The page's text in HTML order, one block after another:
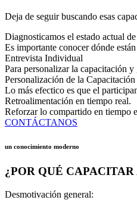
Deja de seguir buscando esas
Diagnosticamos el estado actual
Es importante conocer dónde
Entrevista Individual
Para personalizar la capacitación
Personalización de la Capacitación
Lo más efectico es que el
Retroalimentación en tiempo real.
Reforzar lo compartido en tiempo
CONTÁCTANOS
un conocimiento moderno
¿POR QUÉ
Desmotivación general: